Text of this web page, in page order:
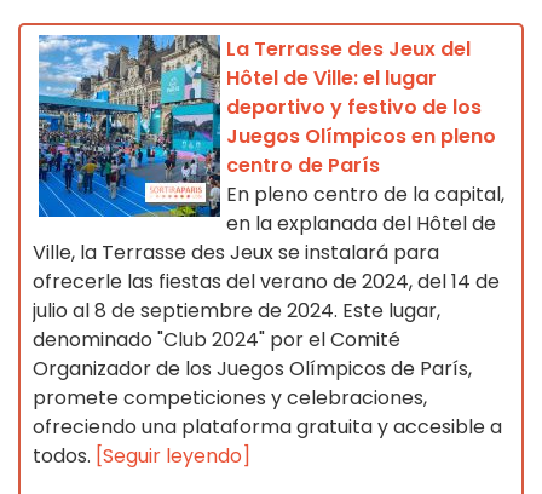
La Terrasse des Jeux del
Hôtel de Ville: el lugar
deportivo y festivo de los
Juegos Olímpicos en pleno
centro de París
En pleno centro de la capital,
en la explanada del Hôtel de
Ville, la Terrasse des Jeux se instalará para
ofrecerle las fiestas del verano de 2024, del 14 de
julio al 8 de septiembre de 2024. Este lugar,
denominado "Club 2024" por el Comité
Organizador de los Juegos Olímpicos de París,
promete competiciones y celebraciones,
ofreciendo una plataforma gratuita y accesible a
todos. [Seguir leyendo]